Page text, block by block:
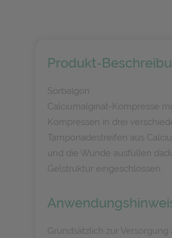
Produkt-
Sorbalgon
Calciumalginat-Kompresse
Kompressen in drei
Tamponadestreifen aus
und die Wunde ausfüllen
Gelstruktur eingeschlossen.
Grundsätzlich zur